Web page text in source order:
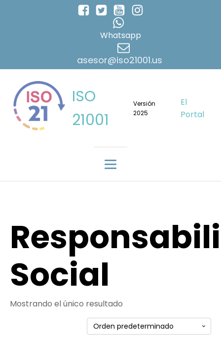
Whatsapp
asesor@iso21001.us
ISO
21001
Versión
2025
El
Portal
Social
Mostrando el único resultado